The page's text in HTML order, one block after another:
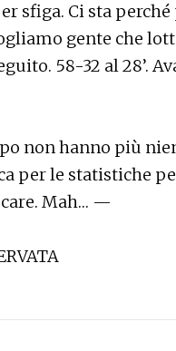
sfiga. Ci sta
gente che
58-32 al 28’.
non hanno più
per le statistiche
Mah… —